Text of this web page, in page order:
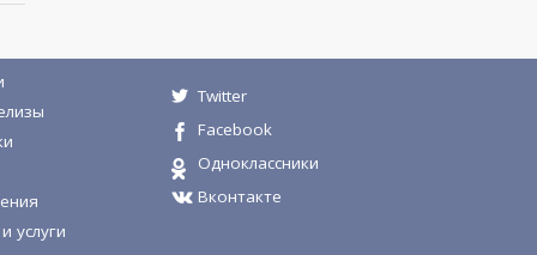
услуги
Twitter
Facebook
Одноклассники
Вконтакте